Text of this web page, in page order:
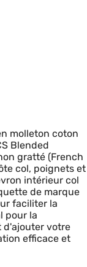
molleton coton
Blended
gratté (French
col, poignets et
intérieur col
de marque
faciliter la
pour la
d'ajouter votre
efficace et